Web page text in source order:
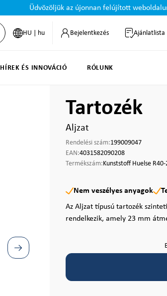
Üdvözöljük az újonnan felújított
HU | hu Bejelentkezés Ajánlatlista
HÍREK ÉS INNOVÁCIÓ RÓLUNK
Tartozék
Aljzat
Rendelési szám:199009047
EAN:4031582090208
Termékszám:Kunststoff Huelse
Nem veszélyes anyagok
Az Aljzat típusú tartozék
rendelkezik, amely 23 mm